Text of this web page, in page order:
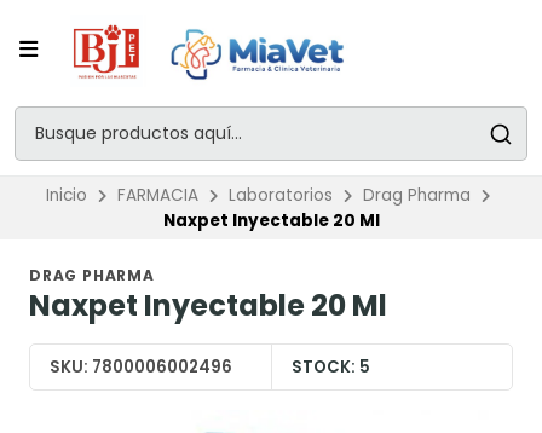
Inicio FARMACIA Laboratorios
Drag Pharma
Naxpet Inyectable 20 Ml
DRAG PHARMA
Naxpet Inyectable 20 Ml
SKU: 7800006002496 STOCK: 5